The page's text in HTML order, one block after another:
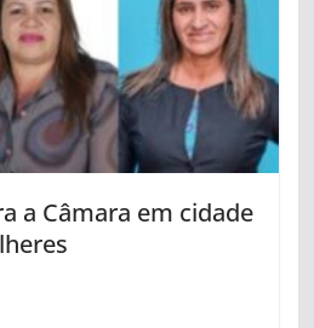
a Câmara em cidade